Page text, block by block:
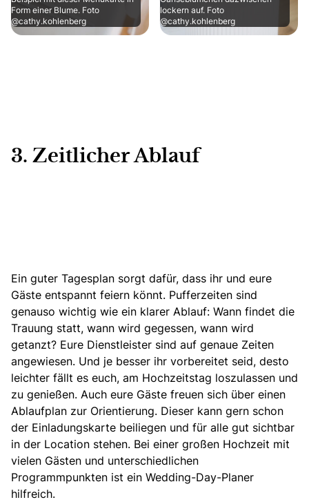
Form einer Blume. Foto
@cathy.kohlenberg
lockern auf. Foto
@cathy.kohlenberg
3. Zeitlicher Ablauf
Ein guter Tagesplan sorgt dafür, dass ihr und eure
Gäste entspannt feiern könnt. Pufferzeiten sind
genauso wichtig wie ein klarer Ablauf: Wann findet die
Trauung statt, wann wird gegessen, wann wird
getanzt? Eure Dienstleister sind auf genaue Zeiten
angewiesen. Und je besser ihr vorbereitet seid, desto
leichter fällt es euch, am Hochzeitstag loszulassen und
zu genießen. Auch eure Gäste freuen sich über einen
Ablaufplan zur Orientierung. Dieser kann gern schon
der Einladungskarte beiliegen und für alle gut sichtbar
in der Location stehen. Bei einer großen Hochzeit mit
vielen Gästen und unterschiedlichen
Programmpunkten ist ein Wedding-Day-Planer
hilfreich.